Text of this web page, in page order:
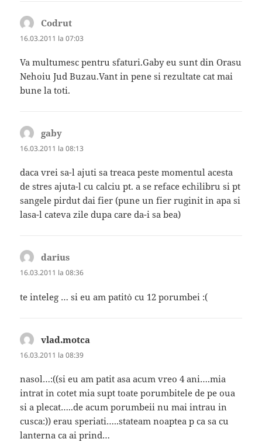
Codrut
16.03.2011 la 07:03
Va multumesc pentru sfaturi.Gaby eu sunt din Orasu
Nehoiu Jud Buzau.Vant in pene si rezultate cat mai
bune la toti.
gaby
16.03.2011 la 08:13
daca vrei sa-l ajuti sa treaca peste momentul acesta
de stres ajuta-l cu calciu pt. a se reface echilibru si pt
sangele pirdut dai fier (pune un fier ruginit in apa si
lasa-l cateva zile dupa care da-i sa bea)
darius
16.03.2011 la 08:36
te inteleg … si eu am patit`o cu 12 porumbei :(
vlad.motca
16.03.2011 la 08:39
nasol…:((si eu am patit asa acum vreo 4 ani….mia
intrat in cotet mia supt toate porumbitele de pe oua
si a plecat…..de acum porumbeii nu mai intrau in
cusca:)) erau speriati…..stateam noaptea p ca sa cu
lanterna ca ai prind…